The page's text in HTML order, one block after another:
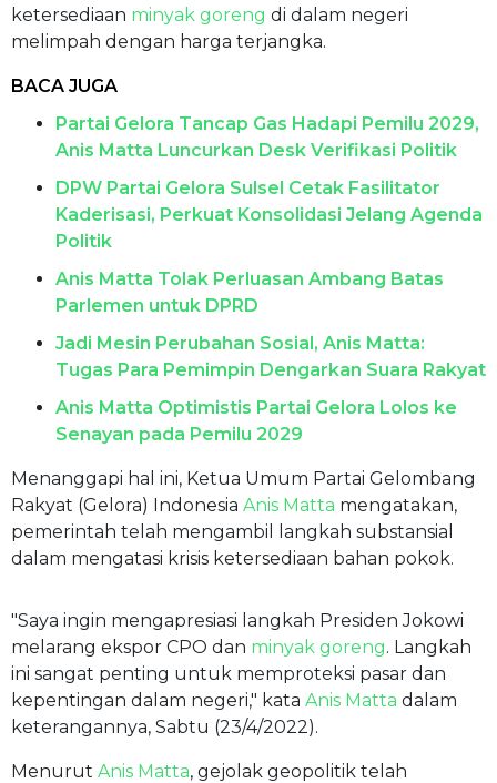
ketersediaan minyak goreng di dalam negeri
melimpah dengan harga terjangka.
BACA JUGA
Partai Gelora Tancap Gas Hadapi Pemilu 2029,
Anis Matta Luncurkan Desk Verifikasi Politik
DPW Partai Gelora Sulsel Cetak Fasilitator
Kaderisasi, Perkuat Konsolidasi Jelang Agenda
Politik
Anis Matta Tolak Perluasan Ambang Batas
Parlemen untuk DPRD
Jadi Mesin Perubahan Sosial, Anis Matta:
Tugas Para Pemimpin Dengarkan Suara Rakyat
Anis Matta Optimistis Partai Gelora Lolos ke
Senayan pada Pemilu 2029
Menanggapi hal ini, Ketua Umum Partai Gelombang
Rakyat (Gelora) Indonesia Anis Matta mengatakan,
pemerintah telah mengambil langkah substansial
dalam mengatasi krisis ketersediaan bahan pokok.
"Saya ingin mengapresiasi langkah Presiden Jokowi
melarang ekspor CPO dan minyak goreng. Langkah
ini sangat penting untuk memproteksi pasar dan
kepentingan dalam negeri," kata Anis Matta dalam
keterangannya, Sabtu (23/4/2022).
Menurut Anis Matta, gejolak geopolitik telah